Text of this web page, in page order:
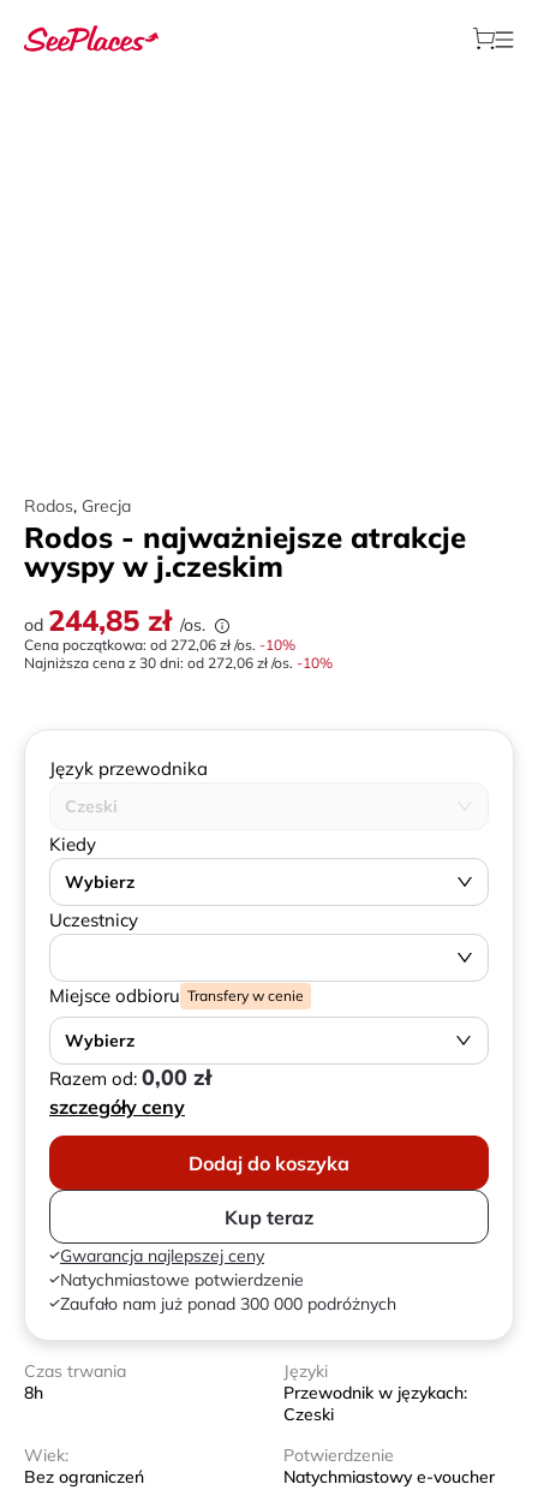
Rodos, Grecja
Rodos - najważniejsze atrakcje
wyspy w j.czeskim
od 244,85 zł /os.
Cena początkowa: od 272,06 zł /os. -10%
Najniższa cena z 30 dni: od 272,06 zł /os. -10%
Język przewodnika
Czeski
Kiedy
Wybierz
Uczestnicy
Miejsce odbioru Transfery w cenie
Wybierz
Razem od: 0,00 zł
szczegóły ceny
Dodaj do koszyka
Kup teraz
Gwarancja najlepszej ceny
Natychmiastowe potwierdzenie
Zaufało nam już ponad 300 000 podróżnych
Czas trwania
8h
Języki
Przewodnik w językach:
Czeski
Wiek:
Bez ograniczeń
Potwierdzenie
Natychmiastowy e-voucher